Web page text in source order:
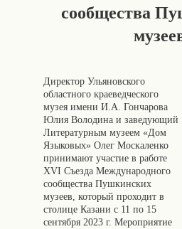
сообщества
Директор Ульяновского
областного краеведческого
музея имени И.А. Гончарова
Юлия Володина и заведующий
Литературным музеем «Дом
Языковых» Олег Москаленко
принимают участие в работе
XVI Съезда Международного
сообщества Пушкинских
музеев, который проходит в
столице Казани с 11 по 15
сентября 2023 г. Мероприятие